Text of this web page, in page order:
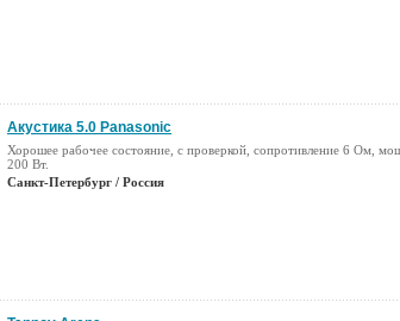
Акустика 5.0 Panasonic
Хорошее рабочее состояние, с проверкой, сопротивление 6 Ом,
200 Вт.
Санкт-Петербург / Россия